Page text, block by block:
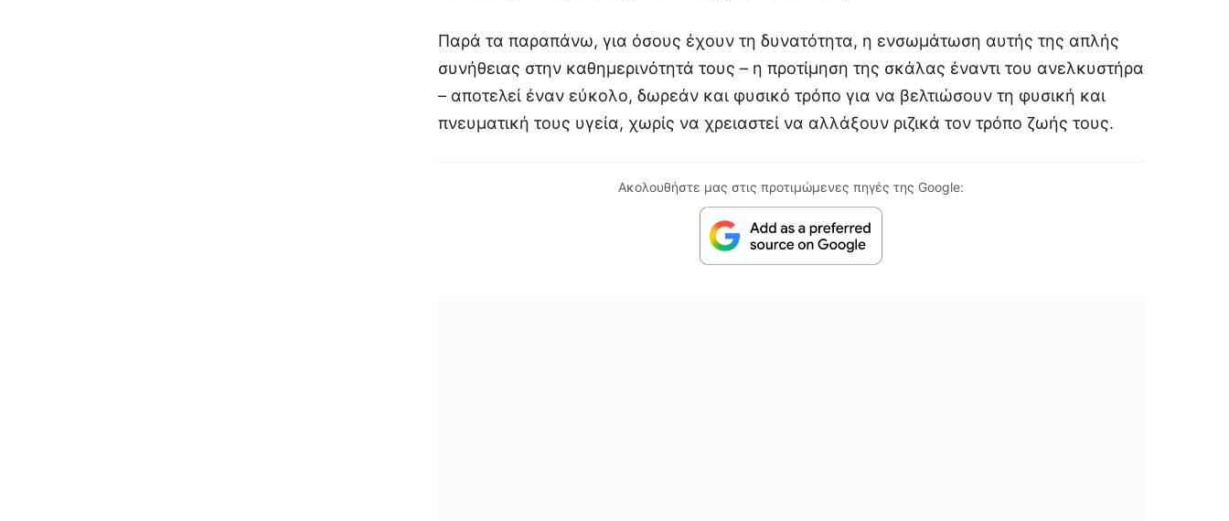
Παρά τα παραπάνω, για όσους έχουν τη δυνατότητα, η ενσωμάτωση αυτής της απλής
συνήθειας στην καθημερινότητά τους – η προτίμηση της σκάλας έναντι του ανελκυστήρα
– αποτελεί έναν εύκολο, δωρεάν και φυσικό τρόπο για να βελτιώσουν τη φυσική και
πνευματική τους υγεία, χωρίς να χρειαστεί να αλλάξουν ριζικά τον τρόπο ζωής τους.
Ακολουθήστε μας στις προτιμώμενες πηγές της Google: